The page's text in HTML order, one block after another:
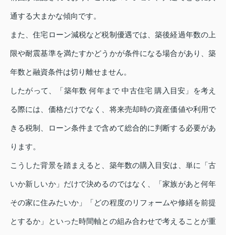
通する大まかな傾向です。
また、住宅ローン減税など税制優遇では、築後経過年数の上
限や耐震基準を満たすかどうかが条件になる場合があり、築
年数と融資条件は切り離せません。
したがって、「築年数 何年まで 中古住宅 購入目安」を考え
る際には、価格だけでなく、将来売却時の資産価値や利用で
きる税制、ローン条件まで含めて総合的に判断する必要があ
ります。
こうした背景を踏まえると、築年数の購入目安は、単に「古
いか新しいか」だけで決めるのではなく、「家族があと何年
その家に住みたいか」「どの程度のリフォームや修繕を前提
とするか」といった時間軸との組み合わせで考えることが重